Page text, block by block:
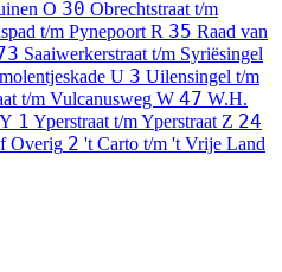
O 30 Obrechtstraat t/m
t/m Pynepoort R 35 Raad van
Saaiwerkerstraat t/m Syriësingel
U 3 Uilensingel t/m
t/m Vulcanusweg W 47 W.H.
Y 1 Yperstraat t/m Yperstraat Z 24
Overig 2 't Carto t/m 't Vrije Land